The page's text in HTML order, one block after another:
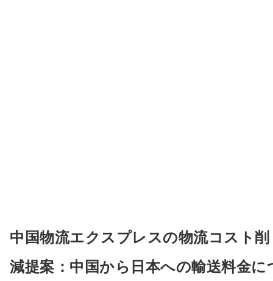
中国物流エクスプレスの物流コスト削
減提案：中国から日本への輸送料金に